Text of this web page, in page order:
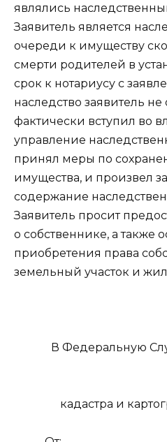
являлись
Заявитель является
очереди к имуществу
смерти родителей в
срок к нотариусу с
наследство заявитель
фактически вступил во
управление
принял меры по
имущества, и произвел
содержание
Заявитель просит
о собственнике, а также
приобретения права
земельный участок и
В Федеральную
кадастра и